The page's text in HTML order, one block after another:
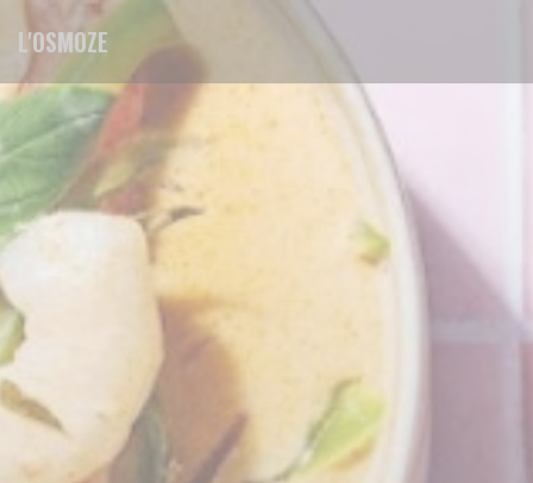
Personalizzazione delle tue scelte sui cookie
L'OSMOZE